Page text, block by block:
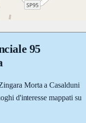
95
Morta aCasalduni
d'interesse mappati su